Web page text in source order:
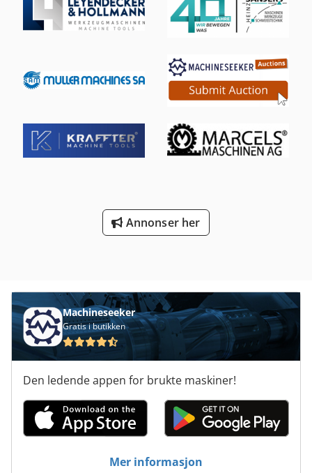
Annonser her
Machineseeker
Gratis i butikken
Den ledende appen for brukte maskiner!
Mer informasjon